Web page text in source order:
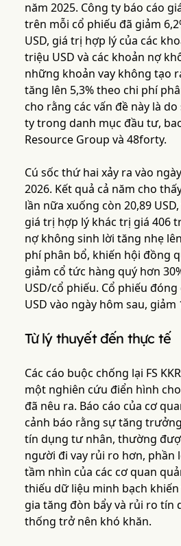
năm 2025. Công ty báo cáo
trên mỗi cổ phiếu đã giảm
USD, giá trị hợp lý của các
triệu USD và các khoản nợ
những khoản vay không tạo
tăng lên 5,3% theo chi phí
cho rằng các vấn đề này là
ty trong danh mục đầu tư,
Resource Group và 48forty.
Cú sốc thứ hai xảy ra vào
2026. Kết quả cả năm cho
lần nữa xuống còn 20,89
giá trị hợp lý khác trị giá 406
nợ không sinh lời tăng nhẹ
phí phân bổ, khiến hội đồng
giảm cổ tức hàng quý hơn
USD/cổ phiếu. Cổ phiếu
USD vào ngày hôm sau, giảm
Từ lý thuyết đến thực tế
Các cáo buộc chống lại FS
một nghiên cứu điển hình
đã nêu ra. Báo cáo của cơ
cảnh báo rằng sự tăng
tín dụng tư nhân, thường
người đi vay rủi ro hơn, phần
tầm nhìn của các cơ quan
thiếu dữ liệu minh bạch
gia tăng đòn bẩy và rủi ro tín
thống trở nên khó khăn.